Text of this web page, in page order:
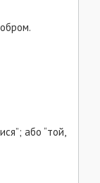
або “той,